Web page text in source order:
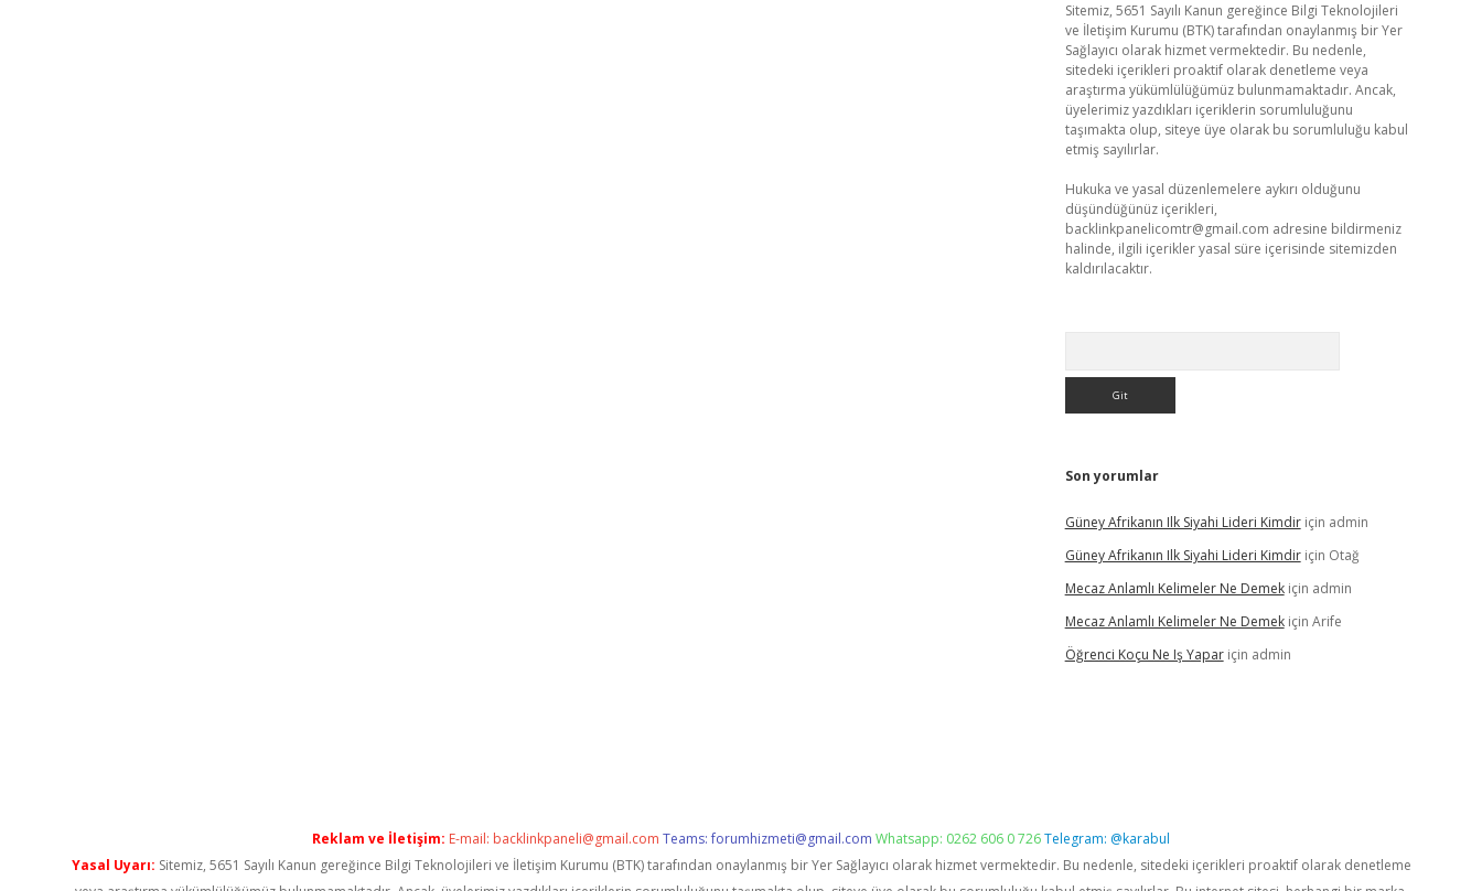
Sitemiz, 5651 Sayılı Kanun gereğince Bilgi Teknolojileri
ve İletişim Kurumu (BTK) tarafından onaylanmış bir Yer
Sağlayıcı olarak hizmet vermektedir. Bu nedenle,
sitedeki içerikleri proaktif olarak denetleme veya
araştırma yükümlülüğümüz bulunmamaktadır. Ancak,
üyelerimiz yazdıkları içeriklerin sorumluluğunu
taşımakta olup, siteye üye olarak bu sorumluluğu kabul
etmiş sayılırlar.
Hukuka ve yasal düzenlemelere aykırı olduğunu
düşündüğünüz içerikleri,
backlinkpanelicomtr@gmail.com adresine bildirmeniz
halinde, ilgili içerikler yasal süre içerisinde sitemizden
kaldırılacaktır.
Son yorumlar
Güney Afrikanın Ilk Siyahi Lideri Kimdiriçin admin
Güney Afrikanın Ilk Siyahi Lideri Kimdiriçin Otağ
Mecaz Anlamlı Kelimeler Ne Demekiçin admin
Mecaz Anlamlı Kelimeler Ne Demekiçin Arife
Öğrenci Koçu Ne Iş Yapariçin admin
Reklam ve İletişim: E-mail: backlinkpaneli@gmail.com Teams:forumhizmeti@gmail.com Whatsapp: 0262 606 0 726Telegram: @karabul
Yasal Uyarı: Sitemiz, 5651 Sayılı Kanun gereğince Bilgi Teknolojileri ve İletişim Kurumu (BTK) tarafından onaylanmış bir Yer Sağlayıcı olarak hizmet vermektedir. Bu nedenle, sitedeki içerikleri proaktif olarak denetleme